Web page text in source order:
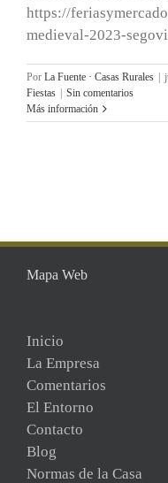
https://
medieval-2023-
Por La Fuente · Casas Rurales |
Fiestas | Sin comentarios
Más información
Mapa Web
Inicio
La Empresa
Comentarios
El Entorno
Contacto
Blog
Normas de la Casa